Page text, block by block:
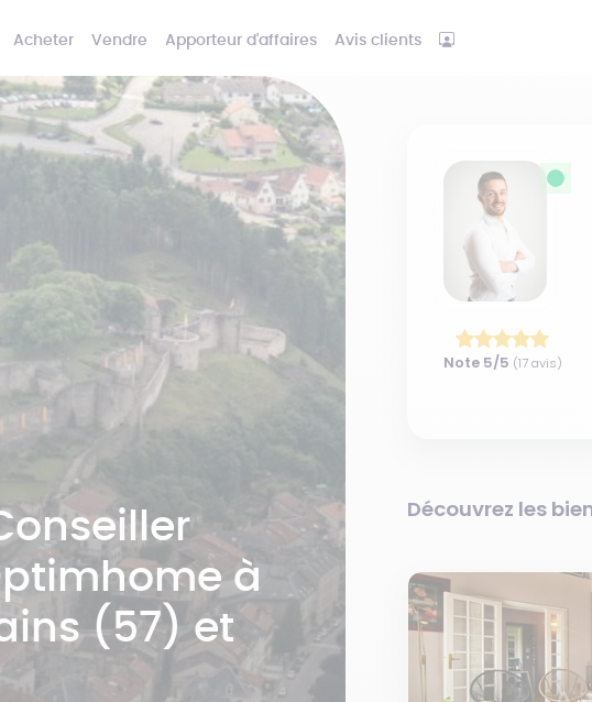
Acheter Vendre Apporteur d'affaires Avis clients
à
(57) et
Note 5/5 (17avis)
Découvrez les